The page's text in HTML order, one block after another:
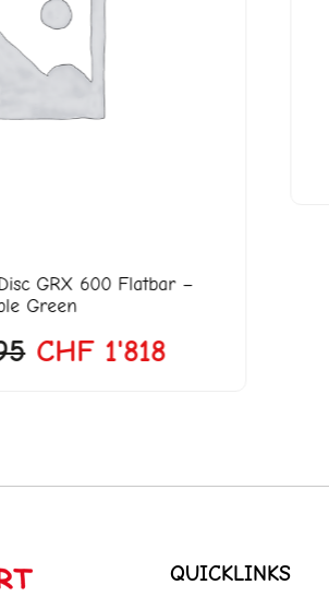
GRX 600 Flatbar –
Green
CHF1'818
QUICKLINKS